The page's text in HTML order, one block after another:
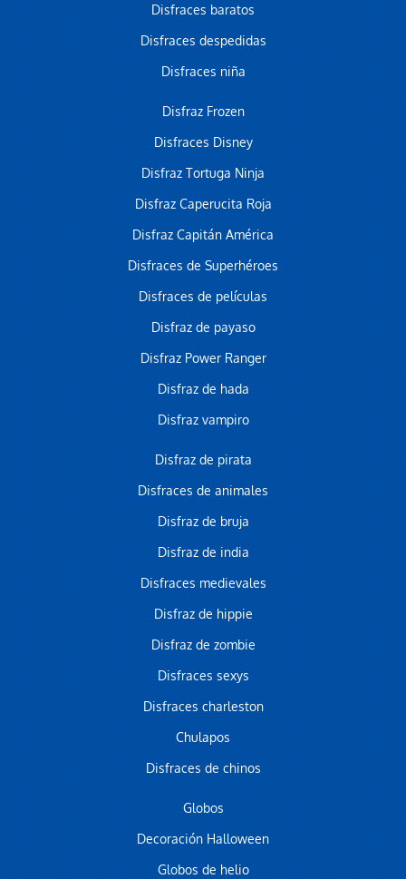
Disfraces baratos
Disfraces despedidas
Disfraces niña
Disfraz Frozen
Disfraces Disney
Disfraz Tortuga Ninja
Disfraz Caperucita Roja
Disfraz Capitán América
Disfraces de Superhéroes
Disfraces de películas
Disfraz de payaso
Disfraz Power Ranger
Disfraz de hada
Disfraz vampiro
Disfraz de pirata
Disfraces de animales
Disfraz de bruja
Disfraz de india
Disfraces medievales
Disfraz de hippie
Disfraz de zombie
Disfraces sexys
Disfraces charleston
Chulapos
Disfraces de chinos
Globos
Decoración Halloween
Globos de helio